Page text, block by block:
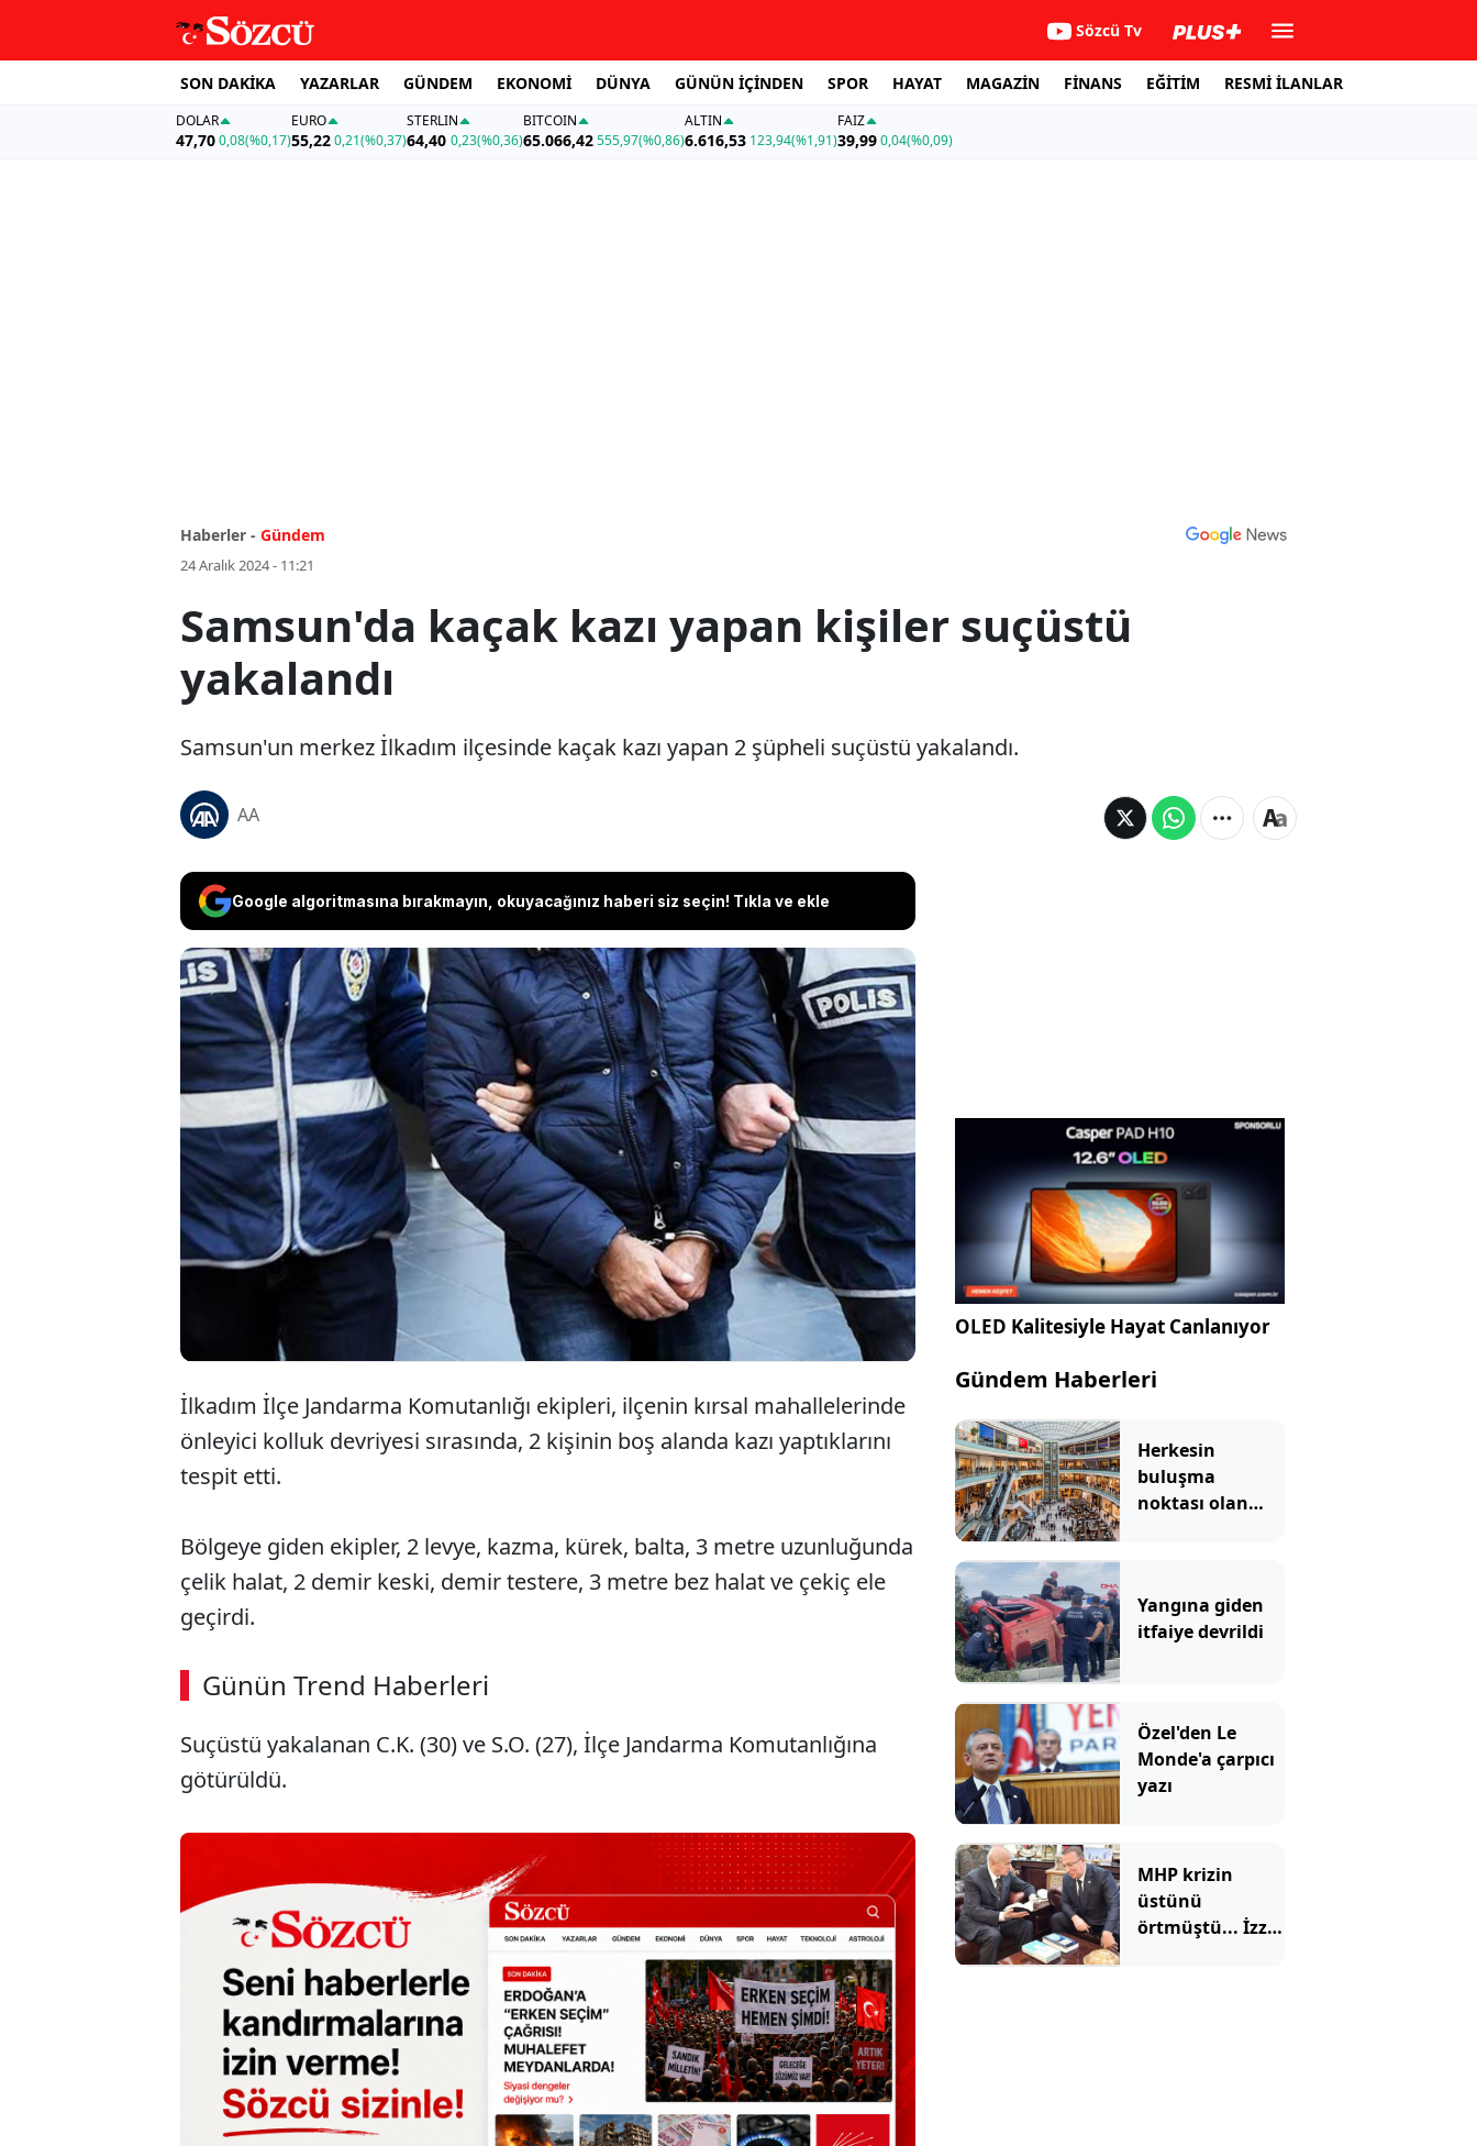
Sözcü Tv
SON DAKİKA YAZARLAR GÜNDEM EKONOMİ DÜNYA GÜNÜN İÇİNDEN SPOR HAYAT MAGAZİN FİNANS EĞİTİM RESMİ İLANLAR
DOLAR
47,700,08(%0,17)
EURO
55,22 0,21(%0,37)
STERLIN
64,40 0,23(%0,36)
BITCOIN
65.066,42555,97(%0,86)
ALTIN
6.616,53 123,94(%1,91)
FAİZ
39,990,04(%0,09)
Haberler - Gündem
24 Aralık 2024 - 11:21
Samsun'da kaçak kazı yapan kişiler suçüstü
yakalandı
Samsun'un merkez İlkadım ilçesinde kaçak kazı yapan 2 şüpheli suçüstü yakalandı.
AA
Google algoritmasına bırakmayın, okuyacağınız haberi siz seçin! Tıkla ve ekle
Samsun'un merkez İlkadım ilçesinde
kaçak kazı yapan 2 şüpheli suçüstü
yakalandı.
İlkadım İlçe Jandarma Komutanlığı ekipleri, ilçenin kırsal mahallelerinde
önleyici kolluk devriyesi sırasında, 2 kişinin boş alanda kazı yaptıklarını
tespit etti.
Bölgeye giden ekipler, 2 levye, kazma, kürek, balta, 3 metre uzunluğunda
çelik halat, 2 demir keski, demir testere, 3 metre bez halat ve çekiç ele
geçirdi.
Günün Trend Haberleri
00:02 / 02:14
Sesi Aç
Suçüstü yakalanan C.K. (30) ve S.O. (27), İlçe Jandarma Komutanlığına
götürüldü.
OLED Kalitesiyle Hayat Canlanıyor
Gündem Haberleri
Herkesin
buluşma
noktası olan
Yangına giden
itfaiye devrildi
Özel'den Le
Monde'a çarpıcı
yazı
MHP krizin
üstünü
örtmüştü... İzzet